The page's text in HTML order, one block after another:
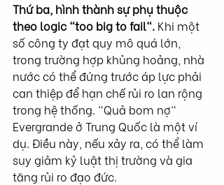
Thứ ba, hình thành sự phụ thuộc
theo logic "too big to fail". Khi một
số công ty đạt quy mô quá lớn,
trong trường hợp khủng hoảng, nhà
nước có thể đứng trước áp lực phải
can thiệp để hạn chế rủi ro lan rộng
trong hệ thống. "Quả bom nợ"
Evergrande ở Trung Quốc là một ví
dụ. Điều này, nếu xảy ra, có thể làm
suy giảm kỷ luật thị trường và gia
tăng rủi ro đạo đức.